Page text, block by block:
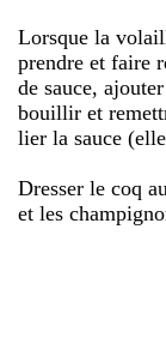
Lorsque la
prendre et faire
de sauce,
bouillir et
lier la sauce
Dresser le coq
et les